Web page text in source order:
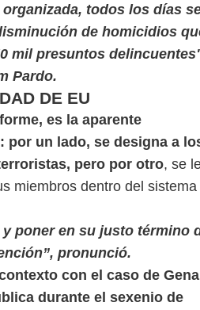
todos los días
de homicidios
mil presuntos
Pardo.
DE EU
es la aparente
un lado, se designa a
pero por otro, se
miembros dentro del sistema
poner en su justo término
pronunció.
con el caso de
durante el sexenio de